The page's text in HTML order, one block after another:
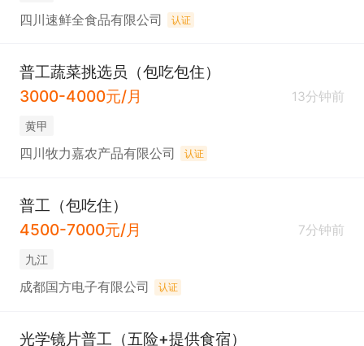
四川速鲜全食品有限公司 认证
普工蔬菜挑选员（包吃包住）
3000-4000元/月
13分钟前
黄甲
四川牧力嘉农产品有限公司 认证
普工（包吃住）
4500-7000元/月
7分钟前
九江
成都国方电子有限公司 认证
光学镜片普工（五险+提供食宿）